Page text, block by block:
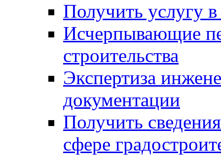
Получить услугу в
Исчерпывающие
строительства
Экспертиза
документации
Получить
сфере